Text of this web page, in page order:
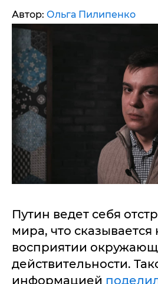
Автор: Ольга Пилипенко
Путин ведет себя
мира, что сказывается
восприятии
действительности.
информацией